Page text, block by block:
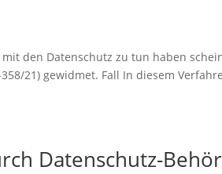
den Datenschutz zu tun haben
21) gewidmet. Fall In diesem
Datenschutz-